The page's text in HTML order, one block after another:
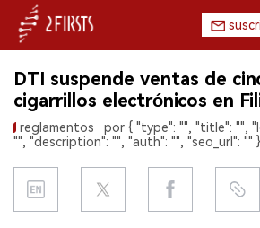
INICIO
EMPRESA
PRODUCTO
DTI suspende ventas de
cigarrillos electrónicos en
reglamentos
por { "type": "", "title": "",
"", "description": "", "auth": "", "seo_url": "" }